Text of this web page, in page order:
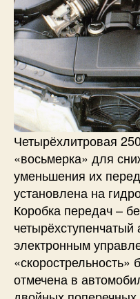
Четырёхлитровая
«восьмерка» для
уменьшения их
установлена на
Коробка передач –
электронным
отмечена в